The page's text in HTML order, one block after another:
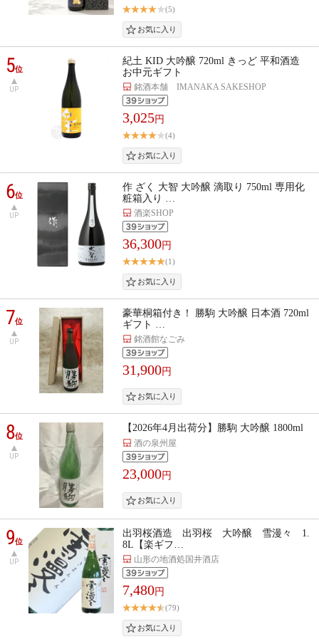
(5)
5位
UP
紀土 KID 大吟醸 720ml きっど 平和酒造
お中元ギフト
銘酒本舗 IMANAKA SAKESHOP
3,025円
(4)
6位
UP
作 ざく 大智 大吟醸 滴取り 750ml 専用化
粧箱入り …
酒楽SHOP
36,300円
(1)
7位
UP
豪華桐箱付き！ 勝駒 大吟醸 日本酒 720ml
ギフト …
銘酒館なごみ
31,900円
8位
UP
【2026年4月出荷分】勝駒 大吟醸 1800ml
酒の泉州屋
23,000円
9位
UP
出羽桜酒造 出羽桜 大吟醸 雪漫々 1.
8L【楽ギフ…
山形の地酒処国井酒店
7,480円
(79)